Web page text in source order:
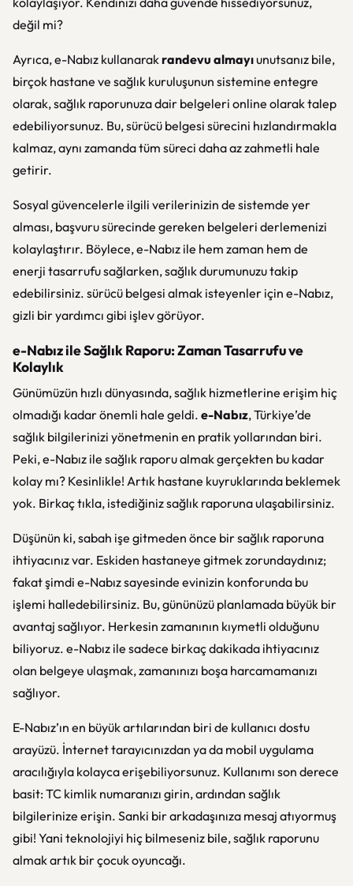
değil mi?
Ayrıca, e-Nabız kullanarakrandevu almayıunutsanız bile,
birçok hastane ve sağlık kuruluşunun sistemine entegre
olarak, sağlık raporunuza dair belgeleri online olarak talep
edebiliyorsunuz. Bu, sürücü belgesi sürecini hızlandırmakla
kalmaz, aynı zamanda tüm süreci daha az zahmetli hale
getirir.
Sosyal güvencelerle ilgili verilerinizin de sistemde yer
alması, başvuru sürecinde gereken belgeleri derlemenizi
kolaylaştırır. Böylece, e-Nabız ile hem zaman hem de
enerji tasarrufu sağlarken, sağlık durumunuzu takip
edebilirsiniz. sürücü belgesi almak isteyenler için e-Nabız,
gizli bir yardımcı gibi işlev görüyor.
e-Nabız ile Sağlık Raporu: Zaman Tasarrufu ve
Kolaylık
Günümüzün hızlı dünyasında, sağlık hizmetlerine erişim hiç
olmadığı kadar önemli hale geldi. e-Nabız, Türkiye’de
sağlık bilgilerinizi yönetmenin en pratik yollarından biri.
Peki, e-Nabız ile sağlık raporu almak gerçekten bu kadar
kolay mı? Kesinlikle! Artık hastane kuyruklarında beklemek
yok. Birkaç tıkla, istediğiniz sağlık raporuna ulaşabilirsiniz.
Düşünün ki, sabah işe gitmeden önce bir sağlık raporuna
ihtiyacınız var. Eskiden hastaneye gitmek zorundaydınız;
fakat şimdi e-Nabız sayesinde evinizin konforunda bu
işlemi halledebilirsiniz. Bu, gününüzü planlamada büyük bir
avantaj sağlıyor. Herkesin zamanının kıymetli olduğunu
biliyoruz. e-Nabız ile sadece birkaç dakikada ihtiyacınız
olan belgeye ulaşmak, zamanınızı boşa harcamamanızı
sağlıyor.
E-Nabız’ın en büyük artılarından biri de kullanıcı dostu
arayüzü. İnternet tarayıcınızdan ya da mobil uygulama
aracılığıyla kolayca erişebiliyorsunuz. Kullanımı son derece
basit: TC kimlik numaranızı girin, ardından sağlık
bilgilerinize erişin. Sanki bir arkadaşınıza mesaj atıyormuş
gibi! Yani teknolojiyi hiç bilmeseniz bile, sağlık raporunu
almak artık bir çocuk oyuncağı.